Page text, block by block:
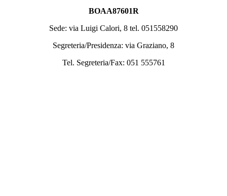
BOAA87601R
Sede: via Luigi Calori, 8 tel. 051558290
Segreteria/Presidenza: via Graziano, 8
Tel. Segreteria/Fax: 051 555761